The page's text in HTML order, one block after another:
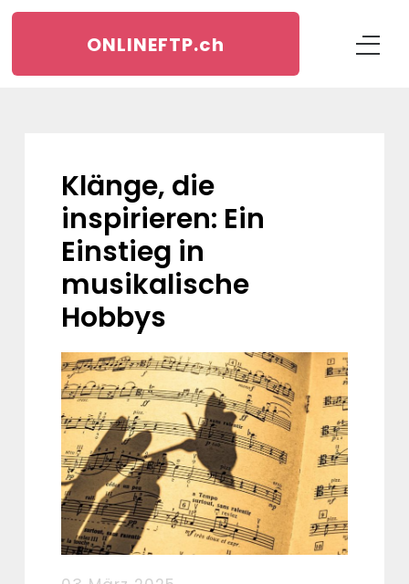
ONLINEFTP.ch
Klänge, die
inspirieren: Ein
Einstieg in
musikalische
Hobbys